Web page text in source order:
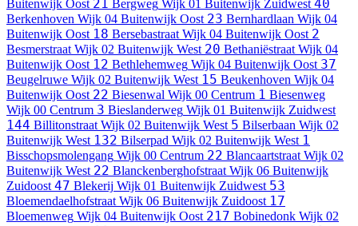
Buitenwijk Oost 21 Bergweg Wijk 01 Buitenwijk Zuidwest 40
Berkenhoven Wijk 04 Buitenwijk Oost 23 Bernhardlaan Wijk 04
Buitenwijk Oost 18 Bersebastraat Wijk 04 Buitenwijk Oost 2
Besmerstraat Wijk 02 Buitenwijk West 20 Bethaniëstraat Wijk 04
Buitenwijk Oost 12 Bethlehemweg Wijk 04 Buitenwijk Oost 37
Beugelruwe Wijk 02 Buitenwijk West 15 Beukenhoven Wijk 04
Buitenwijk Oost 22 Biesenwal Wijk 00 Centrum 1 Biesenweg
Wijk 00 Centrum 3 Bieslanderweg Wijk 01 Buitenwijk Zuidwest
144 Billitonstraat Wijk 02 Buitenwijk West 5 Bilserbaan Wijk 02
Buitenwijk West 132 Bilserpad Wijk 02 Buitenwijk West 1
Bisschopsmolengang Wijk 00 Centrum 22 Blancaartstraat Wijk 02
Buitenwijk West 22 Blanckenberghofstraat Wijk 06 Buitenwijk
Zuidoost 47 Blekerij Wijk 01 Buitenwijk Zuidwest 53
Bloemendaelhofstraat Wijk 06 Buitenwijk Zuidoost 17
Bloemenweg Wijk 04 Buitenwijk Oost 217 Bobinedonk Wijk 02